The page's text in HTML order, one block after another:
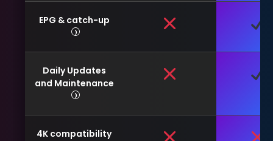
EPG & catch-up
Daily Updates
and Maintenance
4K compatibility